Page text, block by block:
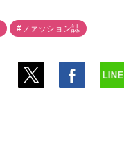
#ファッション誌